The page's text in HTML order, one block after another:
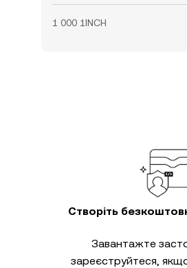
1 000 1INCH
Створіть
Завантажте
зареєструйтеся,